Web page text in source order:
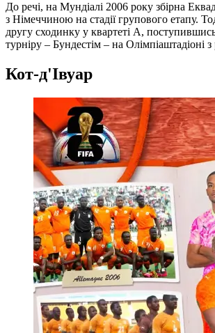
До речі, на Мундіалі 2006 року збірна
з Німеччиною на стадії групового етапу.
другу сходинку у квартеті А,
турніру – Бундестім – на Олімпіаштадіоні
Кот-д'Івуар